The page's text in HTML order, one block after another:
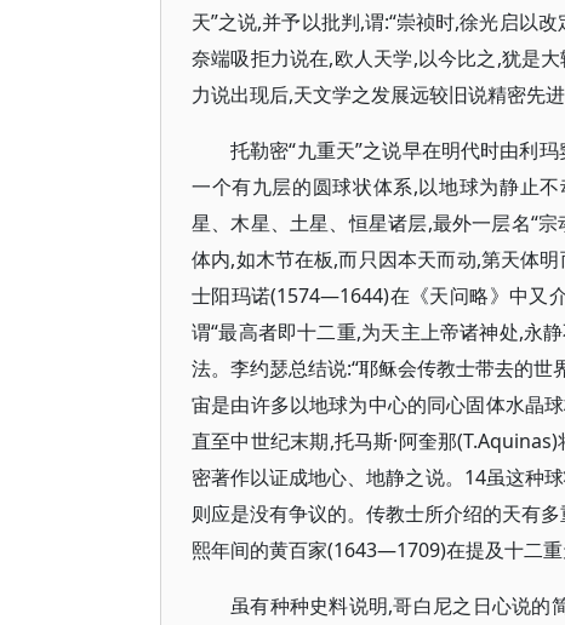
天”之说,并予以批判,谓:“崇祯时,徐光启以
奈端吸拒力说在,欧人天学,以今比之,犹是
力说出现后,天文学之发展远较旧说精密先进
托勒密“九重天”之说早在明代时由利
一个有九层的圆球状体系,以地球为静止
星、木星、土星、恒星诸层,最外一层名“
体内,如木节在板,而只因本天而动,第天体
士阳玛诺(1574—1644)在《天问略》中又
谓“最高者即十二重,为天主上帝诸神处,永
法。李约瑟总结说:“耶稣会传教士带去的
宙是由许多以地球为中心的同心固体水晶
直至中世纪末期,托马斯·阿奎那
密著作以证成地心、地静之说。14虽这种
则应是没有争议的。传教士所介绍的天有
熙年间的黄百家(1643—1709)在提及十二
虽有种种史料说明,哥白尼之日心说的